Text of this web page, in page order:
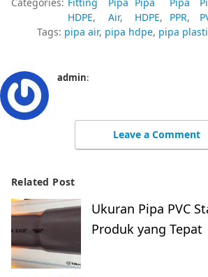
HDPE
Air
HDPE
PPR
Tags: pipa air pipa hdpe pipa
admin:
Leave a Comment
Related Post
Ukuran Pipa PVC
Produk yang Tepat